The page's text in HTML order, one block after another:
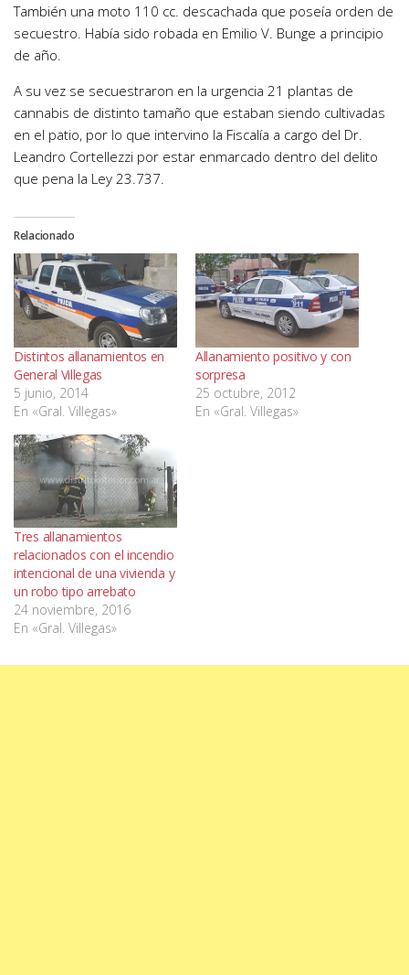
También una moto 110 cc. descachada que poseía orden de
secuestro. Había sido robada en Emilio V. Bunge a principio
de año.
A su vez se secuestraron en la urgencia 21 plantas de
cannabis de distinto tamaño que estaban siendo cultivadas
en el patio, por lo que intervino la Fiscalía a cargo del Dr.
Leandro Cortellezzi por estar enmarcado dentro del delito
que pena la Ley 23.737.
Relacionado
Distintos allanamientos en
General Villegas
5 junio, 2014
En «Gral. Villegas»
Allanamiento positivo y con
sorpresa
25 octubre, 2012
En «Gral. Villegas»
Tres allanamientos
relacionados con el incendio
intencional de una vivienda y
un robo tipo arrebato
24 noviembre, 2016
En «Gral. Villegas»